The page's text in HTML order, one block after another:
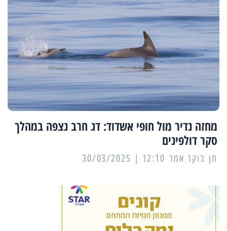
מחזה נדיר מול חופי אשדוד: דג חרב נצפה במהלך
סקר דולפינים
12:10 | 30/03/2025